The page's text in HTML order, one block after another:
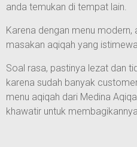
anda temukan di tempat lain.
Karena dengan menu
masakan aqiqah yang
Soal rasa, pastinya lezat dan
karena sudah banyak
menu aqiqah dari Medina
khawatir untuk membagikannya